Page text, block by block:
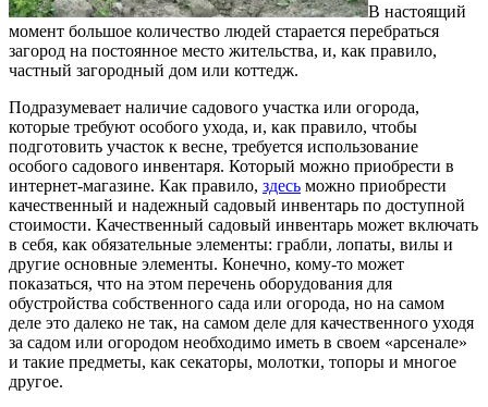
В настоящий
момент большое количество людей старается перебраться
загород на постоянное место жительства, и, как правило,
частный загородный дом или коттедж.
Подразумевает наличие садового участка или огорода,
которые требуют особого ухода, и, как правило, чтобы
подготовить участок к весне, требуется использование
особого садового инвентаря. Который можно приобрести в
интернет-магазине. Как правило, здесь можно приобрести
качественный и надежный садовый инвентарь по доступной
стоимости. Качественный садовый инвентарь может включать
в себя, как обязательные элементы: грабли, лопаты, вилы и
другие основные элементы. Конечно, кому-то может
показаться, что на этом перечень оборудования для
обустройства собственного сада или огорода, но на самом
деле это далеко не так, на самом деле для качественного уходя
за садом или огородом необходимо иметь в своем «арсенале»
и такие предметы, как секаторы, молотки, топоры и многое
другое.